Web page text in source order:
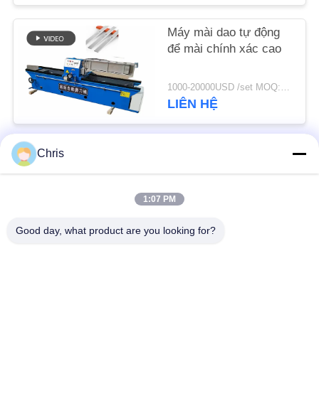
ĐỒ
TRANG
WEB
POLICY
Máy mài dao tự động
để mài chính xác cao
1000-20000USD /set MOQ:1 bộ
LIÊN HỆ
Danh mục phổ biến
Chris
1:07 PM
Good day, what product are you looking for?